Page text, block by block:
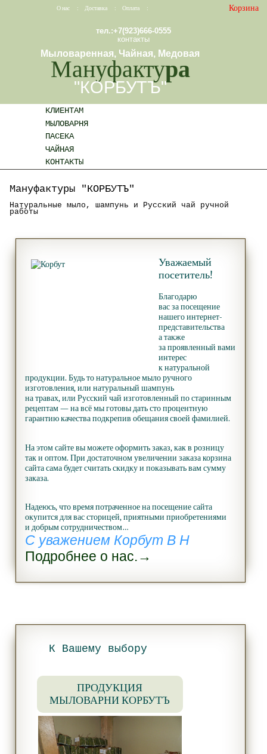
О нас : Доставка : Оплата : Корзина
тел.:+7(923)666-0555
контакты
Мыловаренная, Чайная, Медовая
Мануфактура
"КОРБУТЪ"
КЛИЕНТАМ
МЫЛОВАРНЯ
ПАСЕКА
ЧАЙНАЯ
КОНТАКТЫ
Мануфактуры "КОРБУТЪ"
Натуральные мыло, шампунь и Русский чай ручной
работы
Уважаемый
посетитель!
Благодарю
вас за посещение
нашего интернет-
представительства
а также
за проявленный вами
интерес
к натуральной
продукции. Будь то натуральное мыло ручного
изготовления, или натуральный шампунь
на травах, или Русский чай изготовленный по старинным
рецептам — на всё мы готовы дать сто процентную
гарантию качества подкрепив обещания своей фамилией.
На этом сайте вы можете оформить заказ, как в розницу
так и оптом. При достаточном увеличении заказа корзина
сайта сама будет считать скидку и показывать вам сумму
заказа.
Надеюсь, что время потраченное на посещение сайта
окупится для вас сторицей, приятными приобретениями
и добрым сотрудничеством…
С уважением Корбут В Н
Подробнее о нас.→
К Вашему выбору
ПРОДУКЦИЯ
МЫЛОВАРНИ КОРБУТЪ